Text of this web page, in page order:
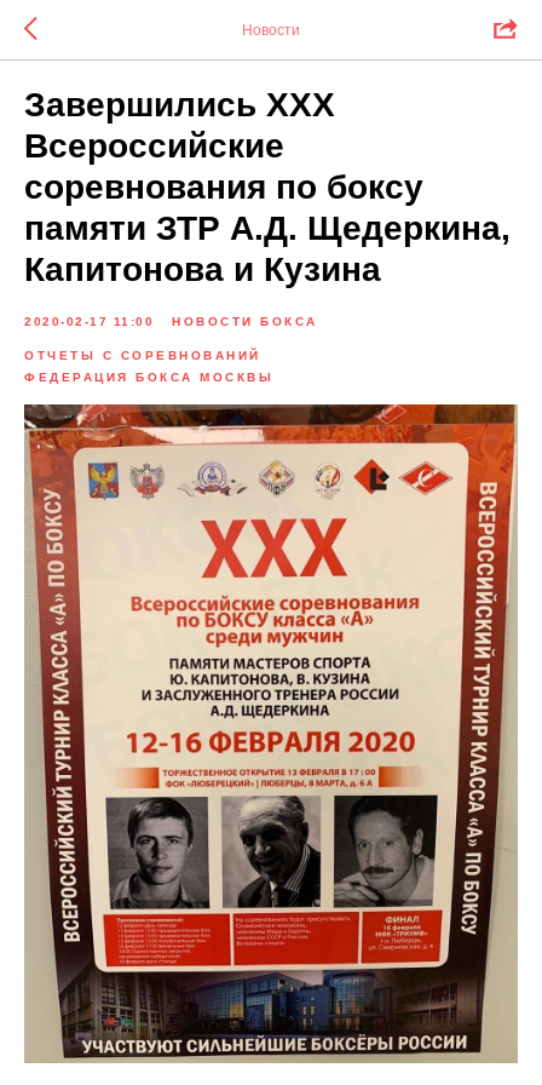
Новости
Завершились XXX
Всероссийские
соревнования по боксу
памяти ЗТР А.Д. Щедеркина,
Капитонова и Кузина
2020-02-17 11:00 НОВОСТИ БОКСА
ОТЧЕТЫ С СОРЕВНОВАНИЙ
ФЕДЕРАЦИЯ БОКСА МОСКВЫ